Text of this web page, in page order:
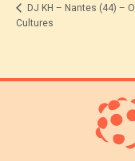
DJ KH – Nantes (44) –
Cultures